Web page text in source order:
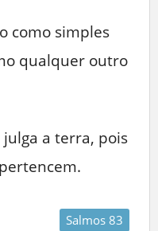
como simples
qualquer outro
a terra, pois
Salmos 83